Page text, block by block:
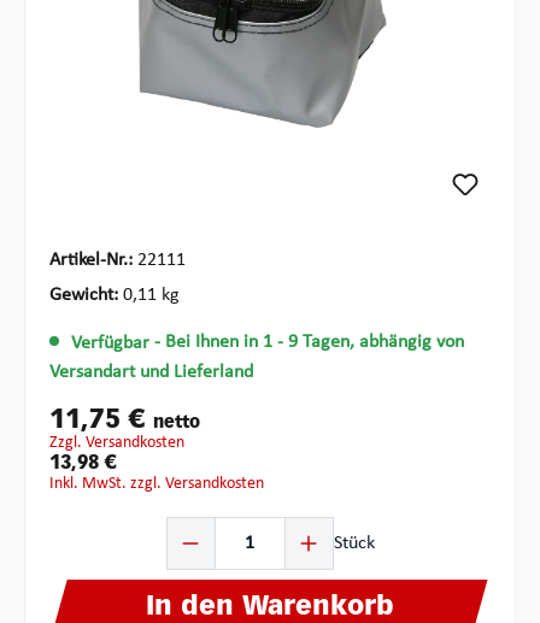
Artikel-Nr.: 22111
Gewicht: 0,11 kg
Verfügbar - Bei Ihnen in 1 - 9 Tagen, abhängig von
Versandart und Lieferland
11,75 € netto
zzgl. Versandkosten
13,98 €
inkl. MwSt. zzgl. Versandkosten
Stück
In den Warenkorb